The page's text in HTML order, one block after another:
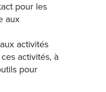
pour les
aux
activités
activités, à
pour